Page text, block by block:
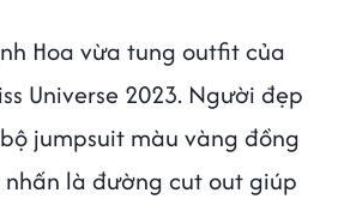
Hoa vừa tung outfit của
Universe 2023. Người đẹp
jumpsuit màu vàng đồng
là đường cut out giúp